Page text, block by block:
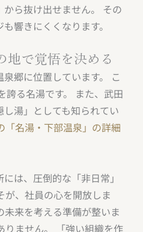
ら抜け出せません。 その
響きにくくなります。
地で覚悟を決める
郷に位置しています。 こ
誇る名湯です。 また、武田
湯」としても知られてい
「名湯・下部温泉」の詳細
は、圧倒的な「非日常」
が、社員の心を開放しま
未来を考える準備が整いま
りません。 「強い組織を作